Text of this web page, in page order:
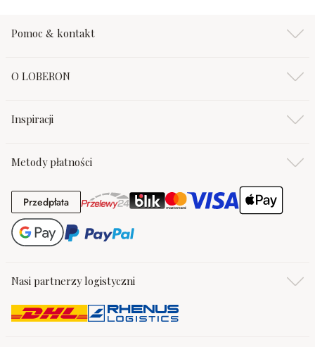
Pomoc & kontakt
O LOBERON
Inspiracji
Metody płatności
PrzedpłataPrzedpłata
Nasi partnerzy logistyczni